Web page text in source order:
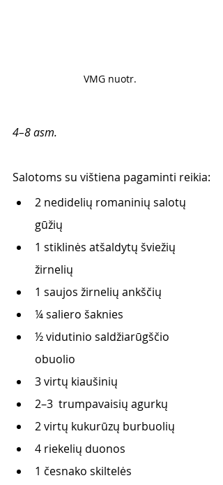
VMG nuotr.
4–8 asm.
Salotoms su vištiena pagaminti reikia:
2 nedidelių romaninių salotų
gūžių
1 stiklinės atšaldytų šviežių
žirnelių
1 saujos žirnelių ankščių
¼ saliero šaknies
½ vidutinio saldžiarūgščio
obuolio
3 virtų kiaušinių
2–3  trumpavaisių agurkų
2 virtų kukurūzų burbuolių
4 riekelių duonos
1 česnako skiltelės